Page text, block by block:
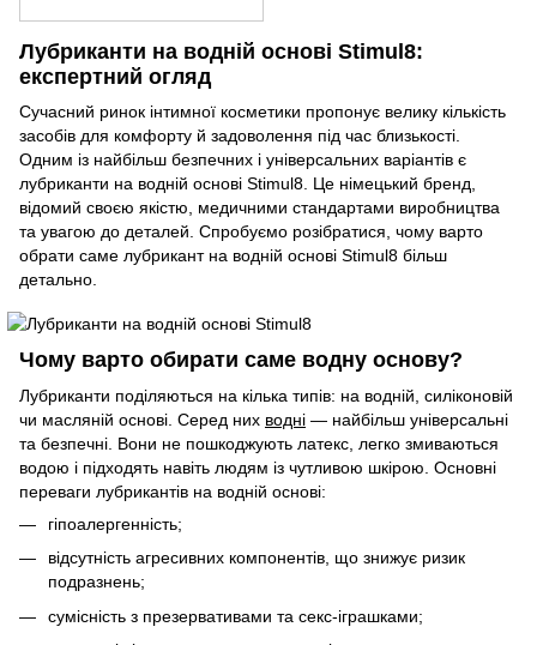
Лубриканти на водній основі Stimul8:
експертний огляд
Сучасний ринок інтимної косметики пропонує велику кількість
засобів для комфорту й задоволення під час близькості.
Одним із найбільш безпечних і універсальних варіантів є
лубриканти на водній основі Stimul8. Це німецький бренд,
відомий своєю якістю, медичними стандартами виробництва
та увагою до деталей. Спробуємо розібратися, чому варто
обрати саме лубрикант на водній основі Stimul8 більш
детально.
Чому варто обирати саме водну основу?
Лубриканти поділяються на кілька типів: на водній, силіконовій
чи масляній основі. Серед них водні — найбільш універсальні
та безпечні. Вони не пошкоджують латекс, легко змиваються
водою і підходять навіть людям із чутливою шкірою. Основні
переваги лубрикантів на водній основі:
гіпоалергенність;
відсутність агресивних компонентів, що знижує ризик
подразнень;
сумісність з презервативами та секс-іграшками;